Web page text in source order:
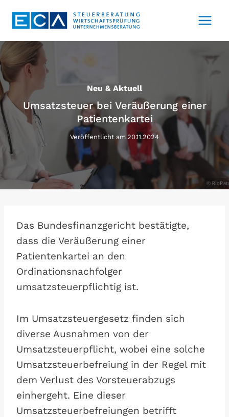
Inhalt
Neu & Aktuell
Umsatzsteuer bei Veräußerung einer
Patientenkartei
Veröffentlicht am 20.11.2024
Das Bundesfinanzgericht bestätigte,
dass die Veräußerung einer
Patientenkartei an den
Ordinationsnachfolger
umsatzsteuerpflichtig ist.
Im Umsatzsteuergesetz finden sich
diverse Ausnahmen von der
Umsatzsteuerpflicht, wobei eine solche
Umsatzsteuerbefreiung in der Regel mit
dem Verlust des Vorsteuerabzugs
einhergeht. Eine dieser
Umsatzsteuerbefreiungen betrifft